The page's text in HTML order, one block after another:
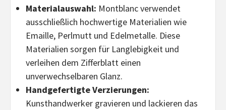
Materialauswahl: Montblanc verwendet
ausschließlich hochwertige Materialien wie
Emaille, Perlmutt und Edelmetalle. Diese
Materialien sorgen für Langlebigkeit und
verleihen dem Zifferblatt einen
unverwechselbaren Glanz.
Handgefertigte Verzierungen:
Kunsthandwerker gravieren und lackieren das